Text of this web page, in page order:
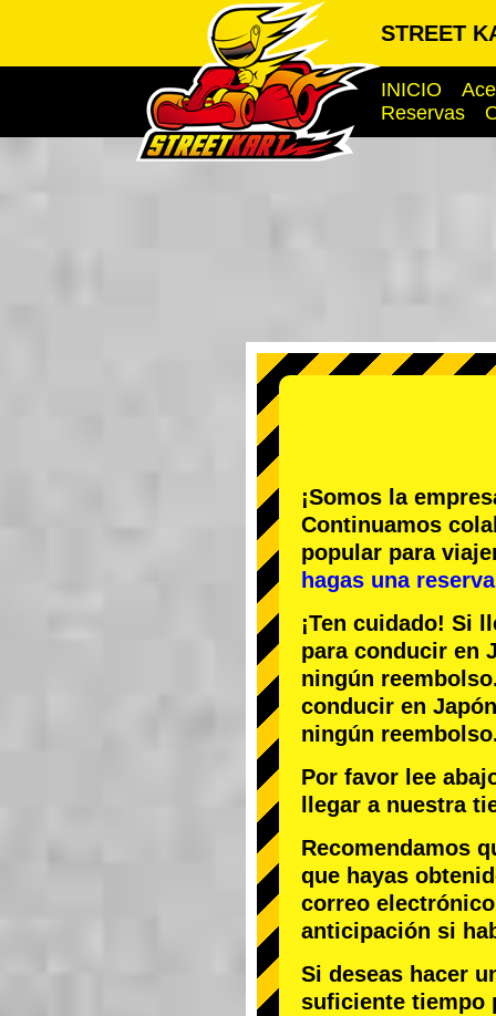
STREET
INICIO
Reservas
¡Somos la
Continuamos
popular para
hagas una
¡Ten cuidado! Si
para conducir en
ningún
conducir en
ningún
Por favor lee
llegar a nuestra
Recomendamos
que hayas
correo
anticipación si
Si deseas hacer
suficiente tiempo